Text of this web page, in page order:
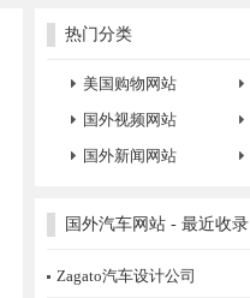
热门分类
美国购物网站
国外视频网站
国外新闻网站
国外汽车网站 - 最近收录
Zagato汽车设计公司